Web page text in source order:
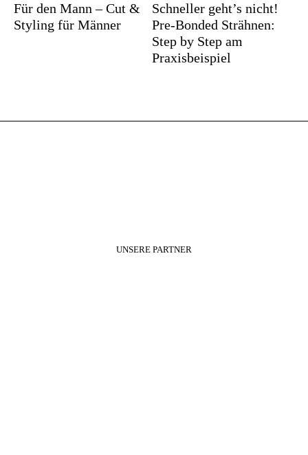
Für den Mann – Cut &
Styling für Männer
Schneller geht’s nicht!
Pre-Bonded Strähnen:
Step by Step am
Praxisbeispiel
UNSERE PARTNER